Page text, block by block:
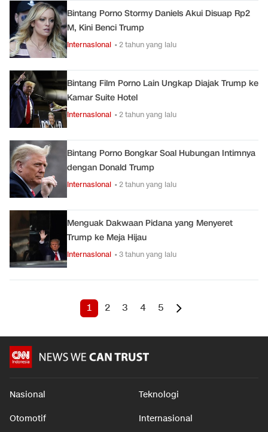
Bintang Porno Stormy Daniels Akui Disuap Rp2
M, Kini Benci Trump
Internasional • 2 tahun yang lalu
Bintang Film Porno Lain Ungkap Diajak Trump ke
Kamar Suite Hotel
Internasional • 2 tahun yang lalu
Bintang Porno Bongkar Soal Hubungan Intimnya
dengan Donald Trump
Internasional • 2 tahun yang lalu
Menguak Dakwaan Pidana yang Menyeret
Trump ke Meja Hijau
Internasional • 3 tahun yang lalu
1 2 3 4 5
Nasional Teknologi
Otomotif Internasional